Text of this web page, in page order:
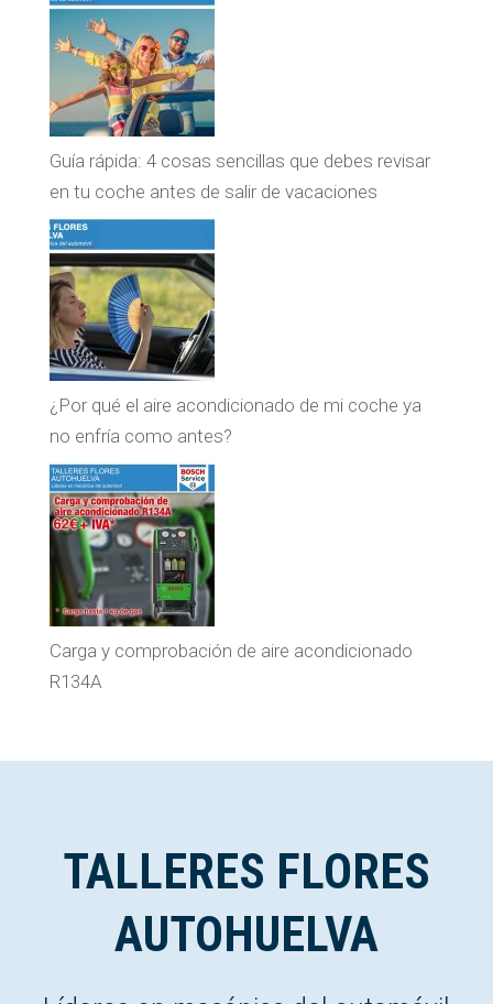
Guía rápida: 4 cosas sencillas que debes revisar
en tu coche antes de salir de vacaciones
¿Por qué el aire acondicionado de mi coche ya
no enfría como antes?
Carga y comprobación de aire acondicionado
R134A
TALLERES FLORES
AUTOHUELVA